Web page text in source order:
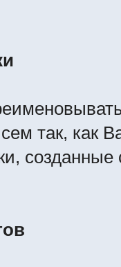
так, как